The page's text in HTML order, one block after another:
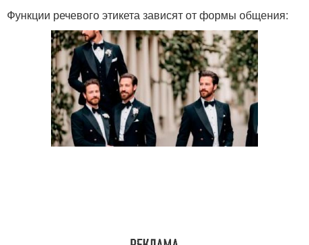
Функции речевого этикета зависят от формы общения: